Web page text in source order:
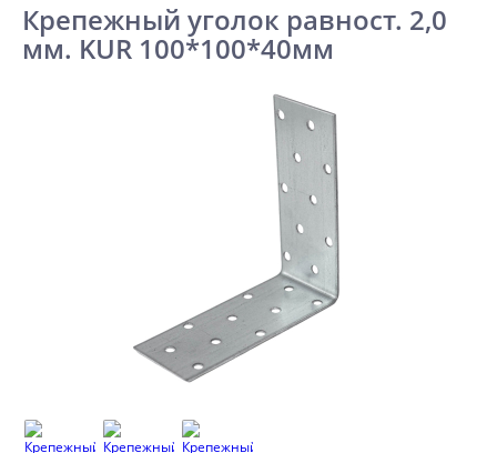
Крепежный уголок равност. 2,0
мм. KUR 100*100*40мм